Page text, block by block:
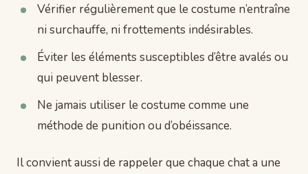
Vérifier régulièrement que le costume n’entraîne
ni surchauffe, ni frottements indésirables.
Éviter les éléments susceptibles d’être avalés ou
qui peuvent blesser.
Ne jamais utiliser le costume comme une
méthode de punition ou d’obéissance.
Il convient aussi de rappeler que chaque chat a une